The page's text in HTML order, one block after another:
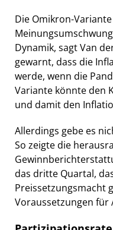
Die Omikron-
Dynamik, sagt Van
gewarnt, dass die
werde, wenn die
Variante könnte den
und damit den
Allerdings gebe es
So zeigte die
das dritte Quartal,
Preissetzungsmacht
Voraussetzungen für